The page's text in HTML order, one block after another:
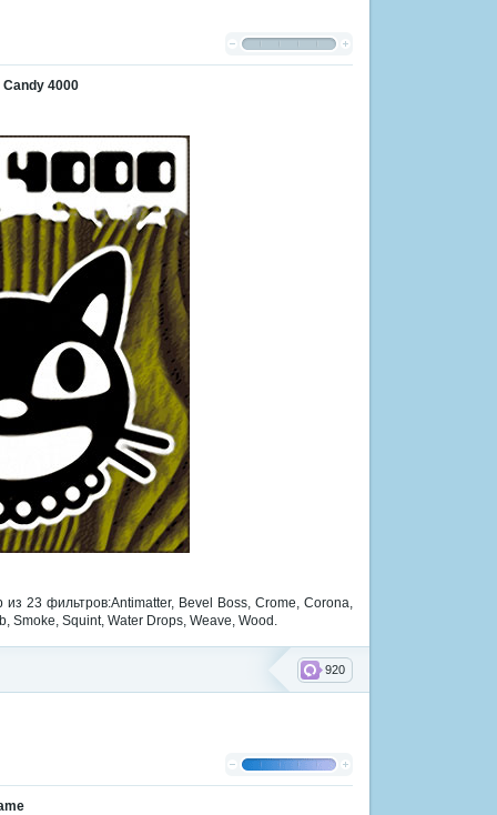
4000
из 23 фильтров:Antimatter, Bevel Boss, Crome, Corona,
Smoke, Squint, Water Drops, Weave, Wood.
920